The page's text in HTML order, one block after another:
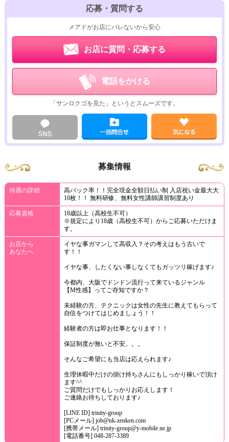
応募・質問する
メアドがお店にバレないから安心
お店に質問・応募する
電話をかける
「サンロクゴを見た」というとスムーズです。
募集情報
待遇の詳細
高バック率！！完全現金全額日払い制 入店祝い金最大大
10枚！！ 無料研修、無料女性講師講習制度あり
応募資格
18歳以上（高校生不可）
※規定により18歳（高校生不可）からご応募いただけま
す。
お店から
あなたへ
イヤな事ガマンして高収入？その考えはもう古いで
す！！
イヤな事、したくない事しなくてもガッツリ稼げます♪
今都内、大阪でドンドン流行って来ているジャンル
【M性感】ってご存知ですか？
未経験の方、テクニックは女性の先生に教えてもらって
自信をつけてはじめましょう！！
経験者の方は即お仕事となります！！
保証制度が無いと不安。。。
そんなご希望にも当店は応えられます♪
生理休暇中だけの掛け持ちさんにもしっかり稼いで頂け
ます^^
ご質問だけでもしっかりお応えします！
ご連絡お待ちしております♪
[LINE ID] trinity-group
[PCメール] job@nk-zenken.com
[携帯メール] trinity-group@y-mobile.ne.jp
[電話番号] 048-287-3389